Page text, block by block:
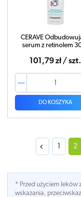
CERAVE
serum z retinolem
101,79 zł / szt.
DO KOSZYKA
1 2
* Przed użyciem leków
wskazania,